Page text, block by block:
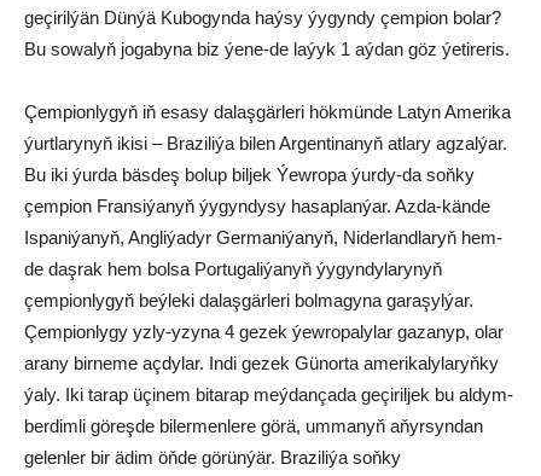
geçirilýän Dünýä Kubogynda haýsy ýygyndy çempion bolar?
Bu sowalyň jogabyna biz ýene-de laýyk 1 aýdan göz ýetireris.
Çempionlygyň iň esasy dalaşgärleri hökmünde Latyn Amerika
ýurtlarynyň ikisi – Braziliýa bilen Argentinanyň atlary agzalýar.
Bu iki ýurda bäsdeş bolup biljek Ýewropa ýurdy-da soňky
çempion Fransiýanyň ýygyndysy hasaplanýar. Azda-kände
Ispaniýanyň, Angliýadyr Germaniýanyň, Niderlandlaryň hem-
de daşrak hem bolsa Portugaliýanyň ýygyndylarynyň
çempionlygyň beýleki dalaşgärleri bolmagyna garaşylýar.
Çempionlygy yzly-yzyna 4 gezek ýewropalylar gazanyp, olar
arany birneme açdylar. Indi gezek Günorta amerikalylaryňky
ýaly. Iki tarap üçinem bitarap meýdançada geçiriljek bu aldym-
berdimli göreşde bilermenlere görä, ummanyň aňyrsyndan
gelenler bir ädim öňde görünýär. Braziliýa soňky